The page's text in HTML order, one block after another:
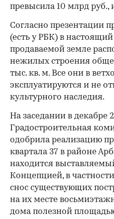
превысила 10 млрд руб.,
Согласно презентации
(есть у РБК) в
продаваемой земле
нежилых строения
тыс. кв. м. Все они в
эксплуатируются и не
культурного наследия.
На заседании в декабре
Градостроительная
одобрила реализацию
квартала 37 в районе
находится
Концепцией, в
снос существующих
на их месте
дома полезной